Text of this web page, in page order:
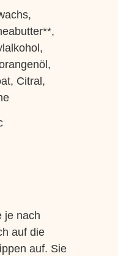
Citral,
je nach
auf die
auf. Sie